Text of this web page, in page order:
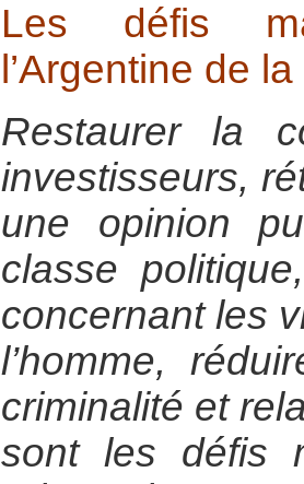
Les défis
l’Argentine de
Restaurer la
investisseurs,
une opinion
classe
concernant les
l’homme,
criminalité et
sont les défis